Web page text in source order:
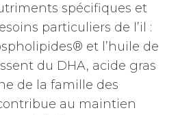
spécifiques et
particuliers de l’il :
et l’huile de
du DHA, acide gras
de la famille des
au maintien